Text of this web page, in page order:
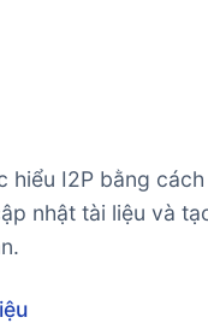
hiểu I2P bằng cách
nhật tài liệu và